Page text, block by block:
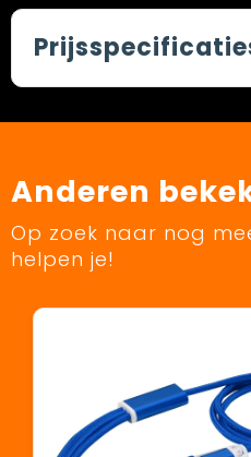
Anderen
Op zoek naar nog
helpen je!